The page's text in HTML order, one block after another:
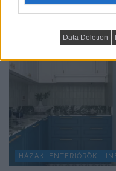
Data Deletion
HÁZAK, ENTERIŐRÖK -